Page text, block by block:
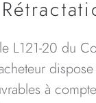
L121-20 du
à